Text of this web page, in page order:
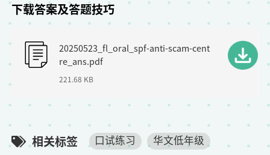
下载答案及答题技巧
20250523_fl_oral_spf-anti-scam-cent
re_ans.pdf
221.68 KB
相关标签 口试练习
华文低年级